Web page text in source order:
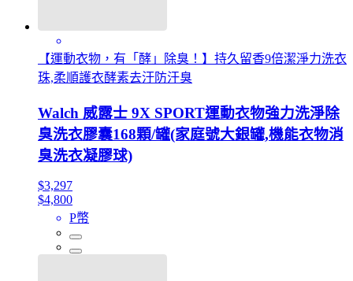
【運動衣物，有「酵」除臭！】持久留香9倍潔淨力洗衣
珠,柔順護衣酵素去汙防汗臭
Walch 威露士 9X SPORT運動衣物強力洗淨除
臭洗衣膠囊168顆/罐(家庭號大銀罐,機能衣物消
臭洗衣凝膠球)
$3,297
$4,800
P幣